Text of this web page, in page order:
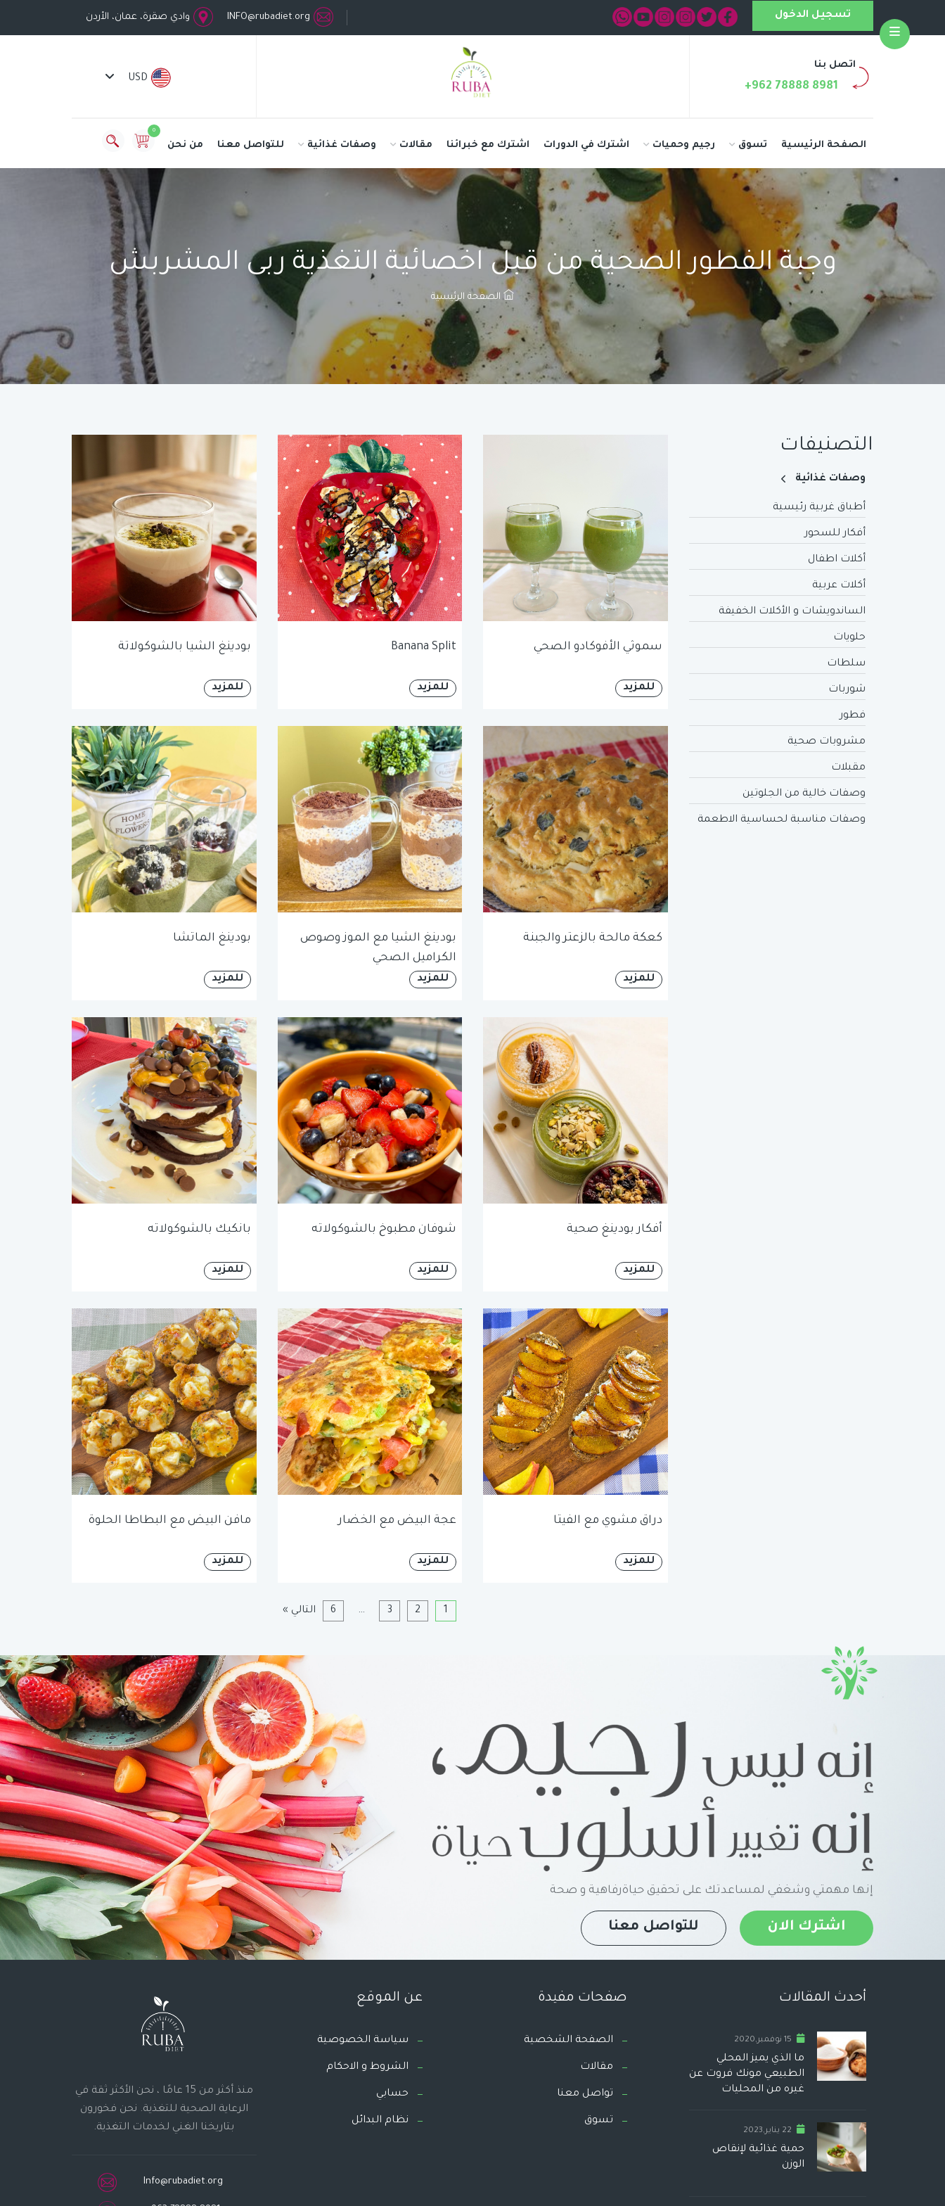
INFO@rubadiet.org وادي صقرة، عمان، الأردن تسجيل الدخول
اتصل بنا
+962 78888 8981
USD
0
الصفحة الرئيسية تسوق رجيم وحميات اشترك في الدورات اشترك مع خبرائنا مقالات وصفات غذائية للتواصل معنا من نحن
وجبة الفطور الصحية من قبل اخصائية التغذية ربى المشربش
الصفحة الرئيسية
التصنيفات
وصفات غذائية
أطباق غربية رئيسية
أفكار للسحور
أكلات اطفال
أكلات عربية
الساندويشات و الأكلات الخفيفة
حلويات
سلطات
شوربات
فطور
مشروبات صحية
مقبلات
وصفات خالية من الجلوتين
وصفات مناسبة لحساسية الاطعمة
سموثي الأفوكادو الصحي
للمزيد
Banana Split
للمزيد
بودينغ الشيا بالشوكولاتة
للمزيد
كعكة مالحة بالزعتر والجبنة
للمزيد
بودينغ الشيا مع الموز وصوص
الكراميل الصحي
للمزيد
بودينغ الماتشا
للمزيد
أفكار بودينغ صحية
للمزيد
شوفان مطبوخ بالشوكولاته
للمزيد
بانكيك بالشوكولاته
للمزيد
دراق مشوي مع الفيتا
للمزيد
عجة البيض مع الخضار
للمزيد
مافن البيض مع البطاطا الحلوة
للمزيد
1
2
3
…
6 التالي »
إنها مهمتي وشغفي لمساعدتك على تحقيق حياةرفاهية و صحة
اشترك الان للتواصل معنا
أحدث المقالات
15 نوفمبر,2020
ما الذي يميز المحلي
الطبيعي مونك فروت عن
غيره من المحليات
22 يناير,2023
حمية غذائية لإنقاص
الوزن
صفحات مفيدة
الصفحة الشخصية
مقالات
تواصل معنا
تسوق
عن الموقع
سياسة الخصوصية
الشروط و الاحكام
حسابي
نظام البدائل
منذ أكثر من 15 عامًا ، نحن الأكثر ثقة في
الرعاية الصحية للتغذية. نحن فخورون
بتاريخنا الغني لخدمات التغذية.
Info@rubadiet.org